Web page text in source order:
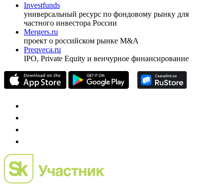
Investfunds
универсальный ресурс по фондовому рынку для
частного инвестора России
Mergers.ru
проект о российском рынке M&A
Preqveca.ru
IPO, Private Equity и венчурное финансирование